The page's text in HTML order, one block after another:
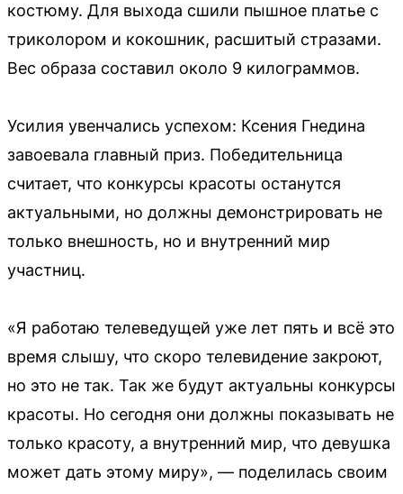
костюму. Для выхода сшили пышное платье с
триколором и кокошник, расшитый стразами.
Вес образа составил около 9 килограммов.
Усилия увенчались успехом: Ксения Гнедина
завоевала главный приз. Победительница
считает, что конкурсы красоты останутся
актуальными, но должны демонстрировать не
только внешность, но и внутренний мир
участниц.
«Я работаю телеведущей уже лет пять и всё это
время слышу, что скоро телевидение закроют,
но это не так. Так же будут актуальны конкурсы
красоты. Но сегодня они должны показывать не
только красоту, а внутренний мир, что девушка
может дать этому миру», — поделилась своим